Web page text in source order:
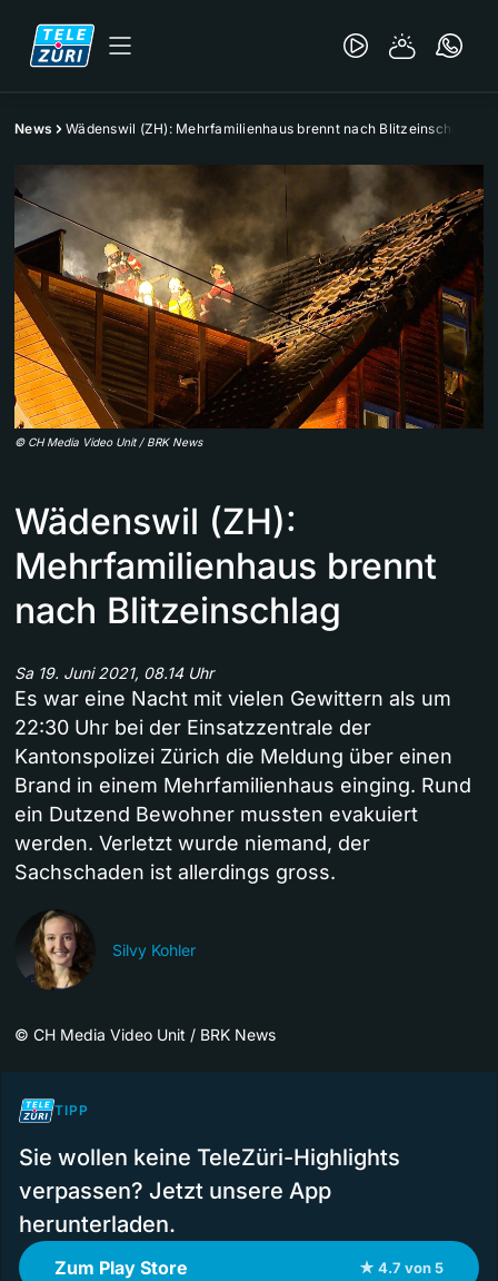
News Wädenswil (ZH): Mehrfamilienhaus brennt nach Blitzeinschlag
© CH Media Video Unit / BRK News
Wädenswil (ZH):
Mehrfamilienhaus brennt
nach Blitzeinschlag
Sa 19. Juni 2021, 08.14 Uhr
Es war eine Nacht mit vielen Gewittern als um
22:30 Uhr bei der Einsatzzentrale der
Kantonspolizei Zürich die Meldung über einen
Brand in einem Mehrfamilienhaus einging. Rund
ein Dutzend Bewohner mussten evakuiert
werden. Verletzt wurde niemand, der
Sachschaden ist allerdings gross.
Silvy Kohler
© CH Media Video Unit / BRK News
TIPP
Sie wollen keine TeleZüri-Highlights
verpassen? Jetzt unsere App
herunterladen.
Zum Play Store ★ 4.7 von 5